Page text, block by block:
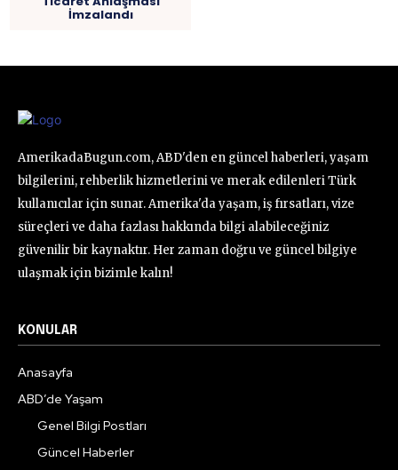
İmzalandı
AmerikadaBugun.com, ABD'den en güncel haberleri, yaşam
bilgilerini, rehberlik hizmetlerini ve merak edilenleri Türk
kullanıcılar için sunar. Amerika'da yaşam, iş fırsatları, vize
süreçleri ve daha fazlası hakkında bilgi alabileceğiniz
güvenilir bir kaynaktır. Her zaman doğru ve güncel bilgiye
ulaşmak için bizimle kalın!
KONULAR
Anasayfa
ABD’de Yaşam
Genel Bilgi Postları
Güncel Haberler